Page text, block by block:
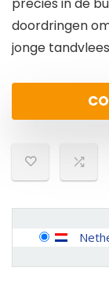
precies in de
doordringen
jonge